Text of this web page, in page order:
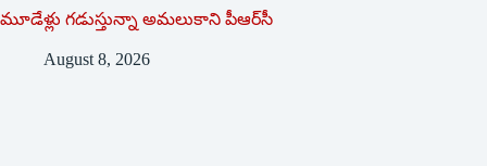
మూడేళ్లు గ‌డుస్తున్నా అమ‌లుకాని పీఆర్‌సీ
August 8, 2026